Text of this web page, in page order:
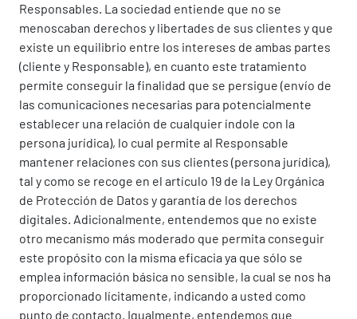
Responsables. La sociedad entiende que no se
menoscaban derechos y libertades de sus clientes y que
existe un equilibrio entre los intereses de ambas partes
(cliente y Responsable), en cuanto este tratamiento
permite conseguir la finalidad que se persigue (envío de
las comunicaciones necesarias para potencialmente
establecer una relación de cualquier índole con la
persona jurídica), lo cual permite al Responsable
mantener relaciones con sus clientes (persona jurídica),
tal y como se recoge en el artículo 19 de la Ley Orgánica
de Protección de Datos y garantía de los derechos
digitales. Adicionalmente, entendemos que no existe
otro mecanismo más moderado que permita conseguir
este propósito con la misma eficacia ya que sólo se
emplea información básica no sensible, la cual se nos ha
proporcionado lícitamente, indicando a usted como
punto de contacto. Igualmente, entendemos que